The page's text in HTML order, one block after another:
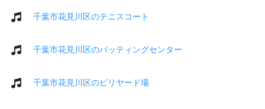
千葉市花見川区のテニスコート
千葉市花見川区のバッティングセンター
千葉市花見川区のビリヤード場